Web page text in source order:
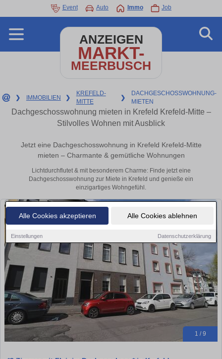
Alle Cookies akzeptieren Alle Cookies ablehnen
Einstellungen Datenschutzerklärung
Event Auto Immo Job
ANZEIGEN
MARKT-
MEERBUSCH
❯ IMMOBILIEN ❯
KREFELD-
MITTE
❯
DACHGESCHOSSWOHNUNG-
MIETEN
Dachgeschosswohnung mieten in Krefeld Krefeld-Mitte –
Stilvolles Wohnen mit Ausblick
Jetzt eine Dachgeschosswohnung in Krefeld Krefeld-Mitte
mieten – Charmante & gemütliche Wohnungen
Lichtdurchflutet & mit besonderem Charme: Finde jetzt eine
Dachgeschosswohnung zur Miete in Krefeld und genieße ein
einzigartiges Wohngefühl.
1 / 9